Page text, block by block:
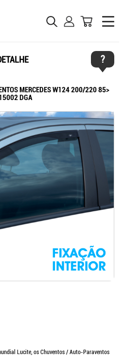
?
MERCEDES W124 200/220 85>
DGA
Lucite, os Chuventos / Auto-Paraventos